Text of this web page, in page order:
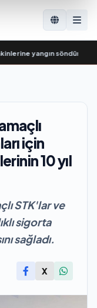
yangın söndürücüler
için
10 yıl
STK'lar ve
sigorta
sağladı.
X